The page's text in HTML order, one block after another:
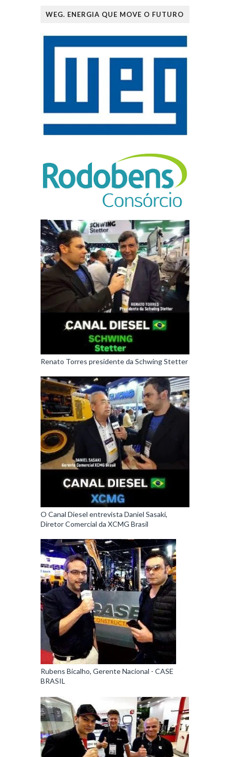
WEG. ENERGIA QUE MOVE O FUTURO
Renato Torres presidente da Schwing Stetter
O Canal Diesel entrevista Daniel Sasaki,
Diretor Comercial da XCMG Brasil
Rubens Bicalho, Gerente Nacional - CASE
BRASIL